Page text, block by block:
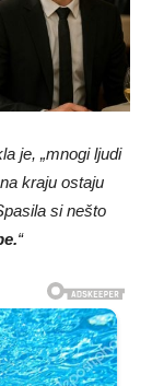
je, „mnogi ljudi
kraju ostaju
si nešto
“